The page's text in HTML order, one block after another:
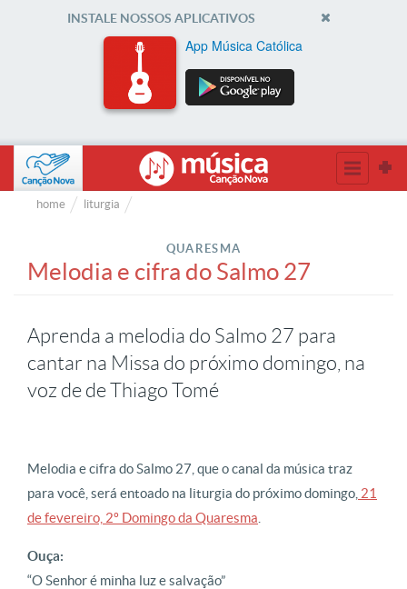
INSTALE NOSSOS APLICATIVOS
App Música Católica
home liturgia
QUARESMA
Melodia e cifra do Salmo 27
Aprenda a melodia do Salmo 27 para
cantar na Missa do próximo domingo, na
voz de de Thiago Tomé
Melodia e cifra do Salmo 27, que o canal da música traz
para você, será entoado na liturgia do próximo domingo, 21
de fevereiro, 2º Domingo da Quaresma
Ouça:
“O Senhor é minha luz e salvação”